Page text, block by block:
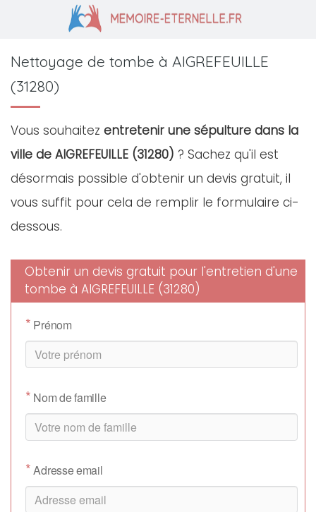
Nettoyage de tombe à AIGREFEUILLE
(31280)
Vous souhaitez entretenir une sépulture dans la
ville de AIGREFEUILLE (31280) ? Sachez qu'il est
désormais possible d'obtenir un devis gratuit, il
vous suffit pour cela de remplir le formulaire ci-
dessous.
Obtenir un devis gratuit pour l'entretien d'une
tombe à AIGREFEUILLE (31280)
* Prénom
* Nom de famille
*Adresse email